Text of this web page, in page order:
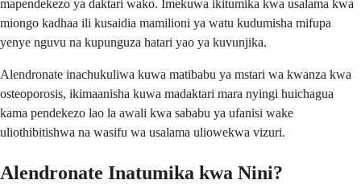
mapendekezo ya daktari wako. Imekuwa ikitumika kwa usalama kwa
miongo kadhaa ili kusaidia mamilioni ya watu kudumisha mifupa
yenye nguvu na kupunguza hatari yao ya kuvunjika.
Alendronate inachukuliwa kuwa matibabu ya mstari wa kwanza kwa
osteoporosis, ikimaanisha kuwa madaktari mara nyingi huichagua
kama pendekezo lao la awali kwa sababu ya ufanisi wake
uliothibitishwa na wasifu wa usalama uliowekwa vizuri.
Alendronate Inatumika kwa Nini?